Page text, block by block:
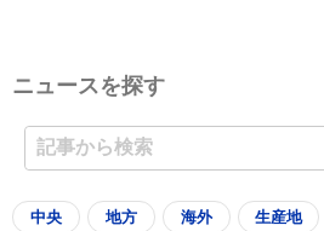
ニュースを探す
中央 地方 海外 生産地